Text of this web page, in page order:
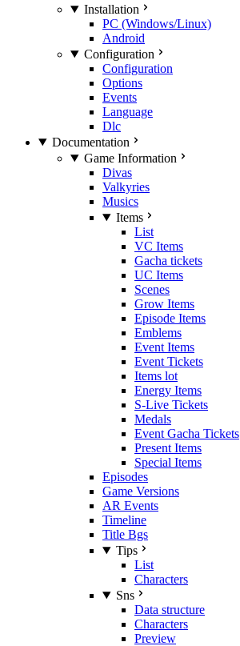
Installation
PC (Windows/Linux)
Android
Configuration
Configuration
Options
Events
Language
Dlc
Documentation
Game Information
Divas
Valkyries
Musics
Items
List
VC Items
Gacha tickets
UC Items
Scenes
Grow Items
Episode Items
Emblems
Event Items
Event Tickets
Items lot
Energy Items
S-Live Tickets
Medals
Event Gacha Tickets
Present Items
Special Items
Episodes
Game Versions
AR Events
Timeline
Title Bgs
Tips
List
Characters
Sns
Data structure
Characters
Preview